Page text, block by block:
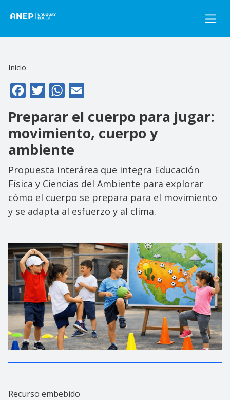
Inicio
FacebookTwitterWhatsApp
Preparar el cuerpo para jugar:
movimiento, cuerpo y
ambiente
Propuesta interárea que integra Educación
Física y Ciencias del Ambiente para explorar
cómo el cuerpo se prepara para el movimiento
y se adapta al esfuerzo y al clima.
Recurso embebido